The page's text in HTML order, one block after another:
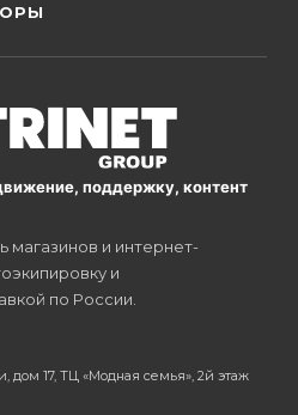
поддержку, контент
магазинов и интернет-
и
по России.
дом 17, ТЦ «Модная семья», 2й этаж